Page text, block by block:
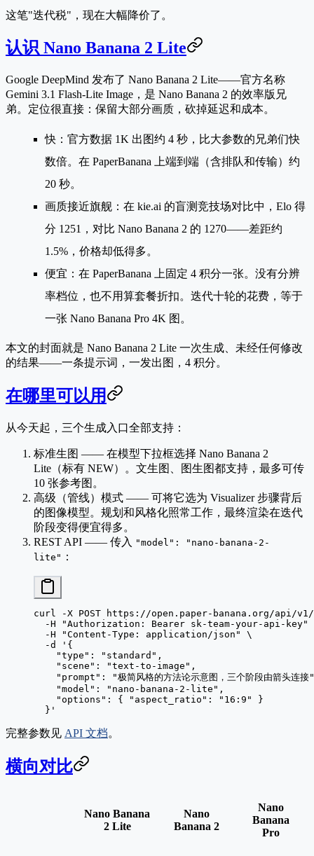
这笔"迭代税"，现在大幅降价了。
认识 Nano Banana 2 Lite
Google DeepMind 发布了 Nano Banana 2 Lite——官方名称
Gemini 3.1 Flash-Lite Image ，是 Nano Banana 2 的效率版兄
弟。定位很直接：保留大部分画质，砍掉延迟和成本。
快 ：官方数据 1K 出图约 4 秒 ，比大参数的兄弟们快
数倍。在 PaperBanana 上端到端（含排队和传输）约
20 秒。
画质接近旗舰 ：在 kie.ai 的盲测竞技场对比中，Elo 得
分 1251，对比 Nano Banana 2 的 1270——差距约
1.5%，价格却低得多。
便宜 ：在 PaperBanana 上 固定 4 积分一张。没有分辨
率档位，也不用算套餐折扣。迭代十轮的花费，等于
一张 Nano Banana Pro 4K 图。
本文的封面就是 Nano Banana 2 Lite 一次生成、未经任何修改
的结果——一条提示词，一发出图，4 积分。
在哪里可以用
从今天起，三个生成入口全部支持：
标准生图 —— 在模型下拉框选择 Nano Banana 2
Lite （标有 NEW）。文生图、图生图都支持，最多可传
10 张参考图。
高级（管线）模式 —— 可将它选为 Visualizer 步骤背后
的图像模型。规划和风格化照常工作，最终渲染在迭代
阶段变得便宜得多。
REST API —— 传入 "model": "nano-banana-2-
lite" ：
curl -X POST https://open.paper-banana.org/api/v1/
  -H
"Authorization: Bearer sk-team-your-api-key"
  -H
"Content-Type: application/json"
\
  -d
'{
    "type": "standard",
    "scene": "text-to-image",
"prompt": "极简风格的方法论示意图，三个阶段由箭头连接
    "model": "nano-banana-2-lite",
    "options": { "aspect_ratio": "16:9" }
  }'
完整参数见 API 文档。
横向对比
Nano Banana
2 Lite
Nano
Banana 2
Nano
Banana
Pro